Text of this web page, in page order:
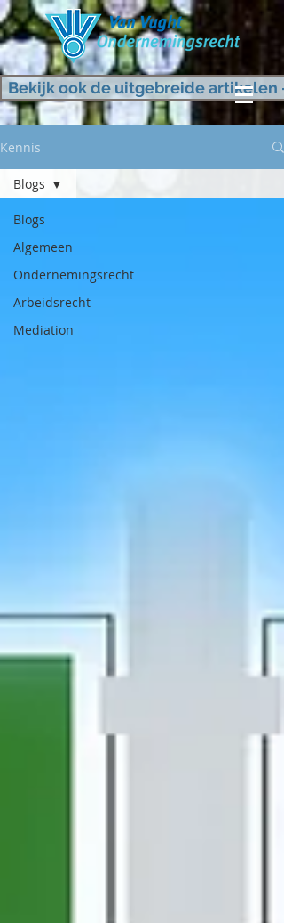
Bekijk ook de uitgebreide artikelen -
Kennis
Blogs
Algemeen
Ondernemingsrecht
Arbeidsrecht
Mediation
Blogs